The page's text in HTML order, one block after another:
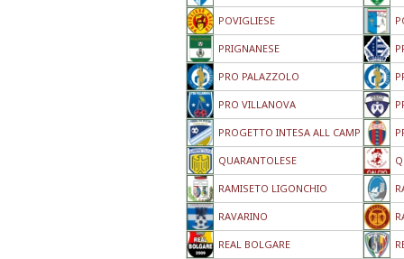
POVIGLIESE
PRIGNANESE
PRO PALAZZOLO
PRO VILLANOVA
PROGETTO INTESA ALL CAMP
QUARANTOLESE
RAMISETO LIGONCHIO
RAVARINO
REAL BOLGARE